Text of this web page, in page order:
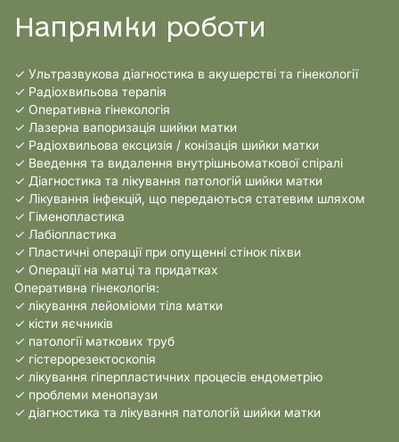
Напрямки роботи
✓ Ультразвукова діагностика в акушерстві та гінекології
✓ Радіохвильова терапія
✓ Оперативна гінекологія
✓ Лазерна вапоризація шийки матки
✓ Радіохвильова ексцизія / конізація шийки матки
✓ Введення та видалення внутрішньоматкової спіралі
✓ Діагностика та лікування патологій шийки матки
✓ Лікування інфекцій, що передаються статевим шляхом
✓ Гіменопластика
✓ Лабіопластика
✓ Пластичні операції при опущенні стінок піхви
✓ Операції на матці та придатках
Оперативна гінекологія:
✓ лікування лейоміоми тіла матки
✓ кісти яєчників
✓ патології маткових труб
✓ гістерорезектоскопія
✓ лікування гіперпластичних процесів ендометрію
✓ проблеми менопаузи
✓ діагностика та лікування патологій шийки матки